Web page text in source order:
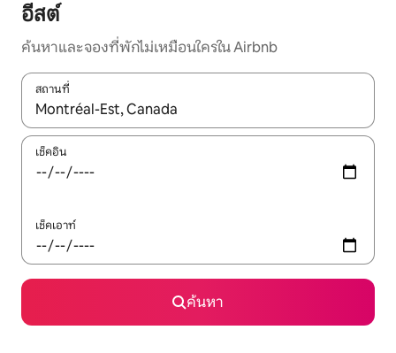
อีสต์
ค้นหาและจองที่พักไม่เหมือนใครใน Airbnb
สถานที่
ใช้ลูกศรขึ้นลง หรือใช้การสัมผัสหรือปัด เพื่อสำรวจผลการค้นหา
เช็คอิน
เช็คเอาท์
ค้นหา